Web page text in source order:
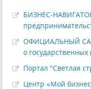
БИЗНЕС-
ОФИЦИАЛЬНЫЙ
о
Портал "Светлая
Центр «Мой